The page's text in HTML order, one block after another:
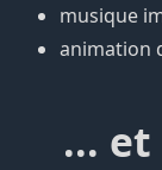
musique
animation
...